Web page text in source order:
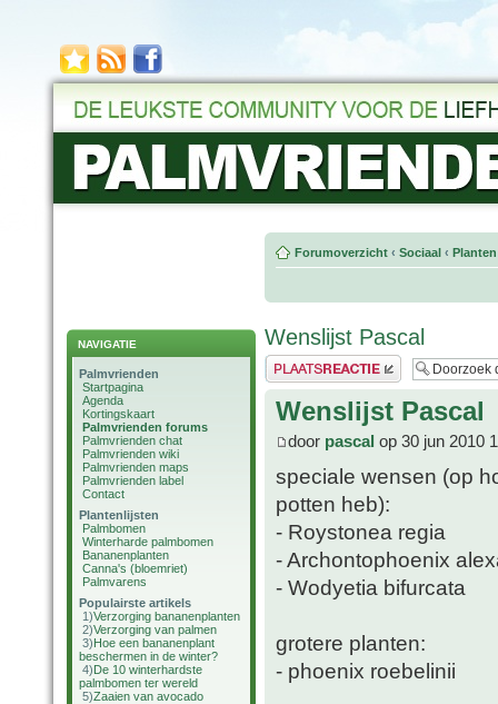
NAVIGATIE
Palmvrienden
Startpagina
Agenda
Kortingskaart
Palmvrienden forums
Palmvrienden chat
Palmvrienden wiki
Palmvrienden maps
Palmvrienden label
Contact
Plantenlijsten
Palmbomen
Winterharde palmbomen
Bananenplanten
Canna's (bloemriet)
Palmvarens
Populairste artikels
1)Verzorging bananenplanten
2)Verzorging van palmen
3)Hoe een bananenplant
beschermen in de winter?
4)De 10 winterhardste
palmbomen ter wereld
5)Zaaien van avocado
Forumoverzicht ‹ Sociaal ‹
Wenslijst Pascal
Plaats een reactie
Wenslijst Pascal
door pascal op 30 jun 2010
speciale wensen (op
potten heb):
- Roystonea regia
- Archontophoenix
- Wodyetia bifurcata
grotere planten:
- phoenix roebelinii